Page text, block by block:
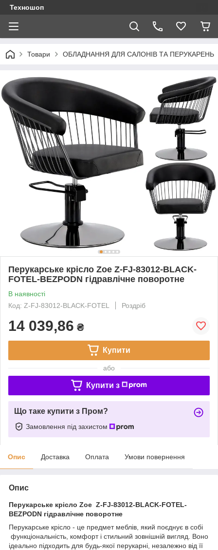
Техношоп
Товари ОБЛАДНАННЯ ДЛЯ САЛОНІВ ТА ПЕРУКАРЕНЬ
Перукарське крісло Zoe Z-FJ-83012-BLACK-
FOTEL-BEZPODN гідравлічне поворотне
В наявності
Код: Z-FJ-83012-BLACK-FOTEL
Роздріб
14 039,86 ₴
Купити
або
Купити з
Що таке купити з Пром?
Замовлення під захистом
Опис Доставка Оплата Умови повернення
Опис
Перукарське крісло Zoe Z-FJ-83012-BLACK-FOTEL-
BEZPODN гідравлічне поворотне
Перукарське крісло - це предмет меблів, який поєднує в собі
функціональність, комфорт і стильний зовнішній вигляд. Воно
ідеально підходить для будь-якої перукарні, незалежно від її